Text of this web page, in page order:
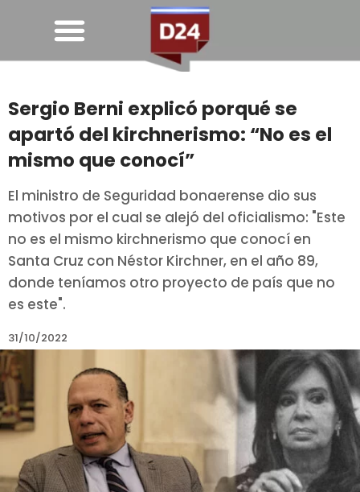
Sergio Berni explicó porqué se
apartó del kirchnerismo: “No es el
mismo que conocí”
El ministro de Seguridad bonaerense dio sus
motivos por el cual se alejó del oficialismo: "Este
no es el mismo kirchnerismo que conocí en
Santa Cruz con Néstor Kirchner, en el año 89,
donde teníamos otro proyecto de país que no
es este".
31/10/2022